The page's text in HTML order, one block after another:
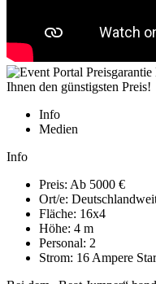
Ihnen den günstigsten Preis!
Info
Medien
Info
Preis: Ab 5000 €
Ort/e:
Fläche: 16x4
Höhe: 4 m
Personal: 2
Strom: 16 Ampere